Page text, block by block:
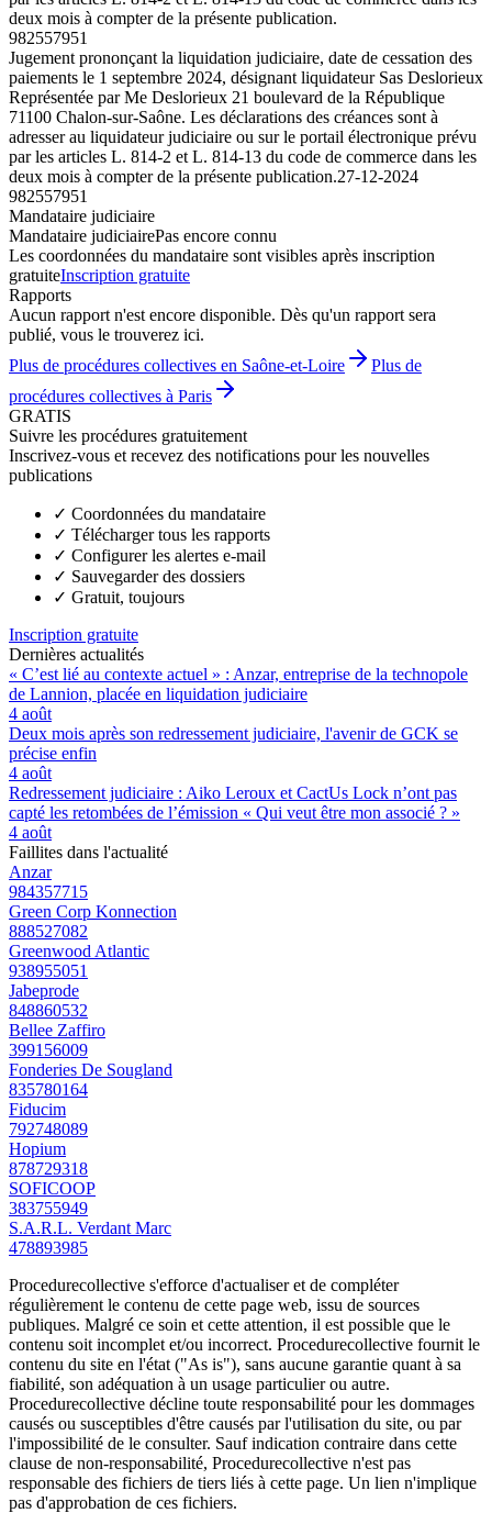
deux mois à compter de la présente publication.
982557951
Jugement prononçant la liquidation judiciaire, date de cessation des
paiements le 1 septembre 2024, désignant liquidateur Sas Deslorieux
Représentée par Me Deslorieux 21 boulevard de la République
71100 Chalon-sur-Saône. Les déclarations des créances sont à
adresser au liquidateur judiciaire ou sur le portail électronique prévu
par les articles L. 814-2 et L. 814-13 du code de commerce dans les
deux mois à compter de la présente publication.27-12-2024
982557951
Mandataire judiciaire
Mandataire judiciairePas encore connu
Les coordonnées du mandataire sont visibles après inscription
gratuiteInscription gratuite
Rapports
Aucun rapport n'est encore disponible. Dès qu'un rapport sera
publié, vous le trouverez ici.
Plus de procédures collectives en Saône-et-Loire
Plus de
procédures collectives à Paris
GRATIS
Suivre les procédures gratuitement
Inscrivez-vous et recevez des notifications pour les nouvelles
publications
✓ Coordonnées du mandataire
✓ Télécharger tous les rapports
✓ Configurer les alertes e-mail
✓ Sauvegarder des dossiers
✓ Gratuit, toujours
Inscription gratuite
Dernières actualités
« C’est lié au contexte actuel » : Anzar, entreprise de la technopole
de Lannion, placée en liquidation judiciaire
4 août
Deux mois après son redressement judiciaire, l'avenir de GCK se
précise enfin
4 août
Redressement judiciaire : Aiko Leroux et CactUs Lock n’ont pas
capté les retombées de l’émission « Qui veut être mon associé ? »
4 août
Faillites dans l'actualité
Anzar
984357715
Green Corp Konnection
888527082
Greenwood Atlantic
938955051
Jabeprode
848860532
Bellee Zaffiro
399156009
Fonderies De Sougland
835780164
Fiducim
792748089
Hopium
878729318
SOFICOOP
383755949
S.A.R.L. Verdant Marc
478893985
Procedurecollective s'efforce d'actualiser et de compléter
régulièrement le contenu de cette page web, issu de sources
publiques. Malgré ce soin et cette attention, il est possible que le
contenu soit incomplet et/ou incorrect. Procedurecollective fournit le
contenu du site en l'état ("As is"), sans aucune garantie quant à sa
fiabilité, son adéquation à un usage particulier ou autre.
Procedurecollective décline toute responsabilité pour les dommages
causés ou susceptibles d'être causés par l'utilisation du site, ou par
l'impossibilité de le consulter. Sauf indication contraire dans cette
clause de non-responsabilité, Procedurecollective n'est pas
responsable des fichiers de tiers liés à cette page. Un lien n'implique
pas d'approbation de ces fichiers.